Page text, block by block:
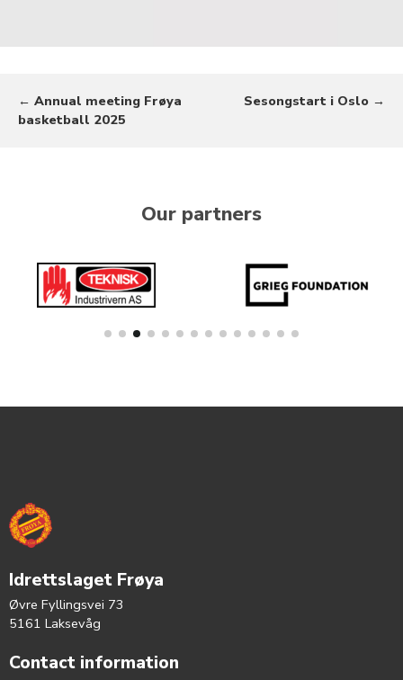
← Annual meeting Frøya
basketball 2025
Sesongstart i Oslo →
Our partners
Idrettslaget Frøya
Øvre Fyllingsvei 73
5161 Laksevåg
Contact information